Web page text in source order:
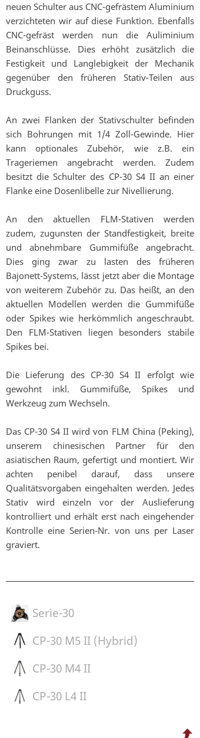
neuen Schulter aus CNC-gefrästem Aluminium
verzichteten wir auf diese Funktion. Ebenfalls
CNC-gefräst werden nun die Auliminium
Beinanschlüsse. Dies erhöht zusätzlich die
Festigkeit und Langlebigkeit der Mechanik
gegenüber den früheren Stativ-Teilen aus
Druckguss.
An zwei Flanken der Stativschulter befinden
sich Bohrungen mit 1/4 Zoll-Gewinde. Hier
kann optionales Zubehör, wie z.B. ein
Trageriemen angebracht werden. Zudem
besitzt die Schulter des CP-30 S4 II an einer
Flanke eine Dosenlibelle zur Nivellierung.
An den aktuellen FLM-Stativen werden
zudem, zugunsten der Standfestigkeit, breite
und abnehmbare Gummifüße angebracht.
Dies ging zwar zu lasten des früheren
Bajonett-Systems, lässt jetzt aber die Montage
von weiterem Zubehör zu. Das heißt, an den
aktuellen Modellen werden die Gummifüße
oder Spikes wie herkömmlich angeschraubt.
Den FLM-Stativen liegen besonders stabile
Spikes bei.
Die Lieferung des CP-30 S4 II erfolgt wie
gewohnt inkl. Gummifüße, Spikes und
Werkzeug zum Wechseln.
Das CP-30 S4 II wird von FLM China (Peking),
unserem chinesischen Partner für den
asiatischen Raum, gefertigt und montiert. Wir
achten penibel darauf, dass unsere
Qualitätsvorgaben eingehalten werden. Jedes
Stativ wird einzeln vor der Auslieferung
kontrolliert und erhält erst nach eingehender
Kontrolle eine Serien-Nr. von uns per Laser
graviert.
Serie-30
CP-30 M5 II (Hybrid)
CP-30 M4 II
CP-30 L4 II